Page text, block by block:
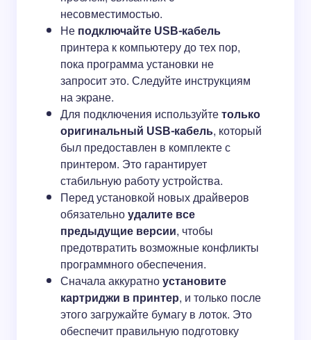
несовместимостью.
Неподключайте USB-кабель
принтера к компьютеру до тех пор,
пока программа установки не
запросит это. Следуйте инструкциям
на экране.
Для подключения используйтетолько
оригинальный USB-кабель, который
был предоставлен в комплекте с
принтером. Это гарантирует
стабильную работу устройства.
Перед установкой новых драйверов
обязательноудалите все
предыдущие версии, чтобы
предотвратить возможные конфликты
программного обеспечения.
Сначала аккуратноустановите
картриджи в принтер, и только после
этого загружайте бумагу в лоток. Это
обеспечит правильную подготовку